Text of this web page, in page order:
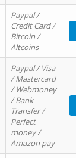
Paypal /
Credit Card /
Bitcoin /
Altcoins
Paypal / Visa
/ Mastercard
/ Webmoney
/ Bank
Transfer /
Perfect
money /
Amazon pay